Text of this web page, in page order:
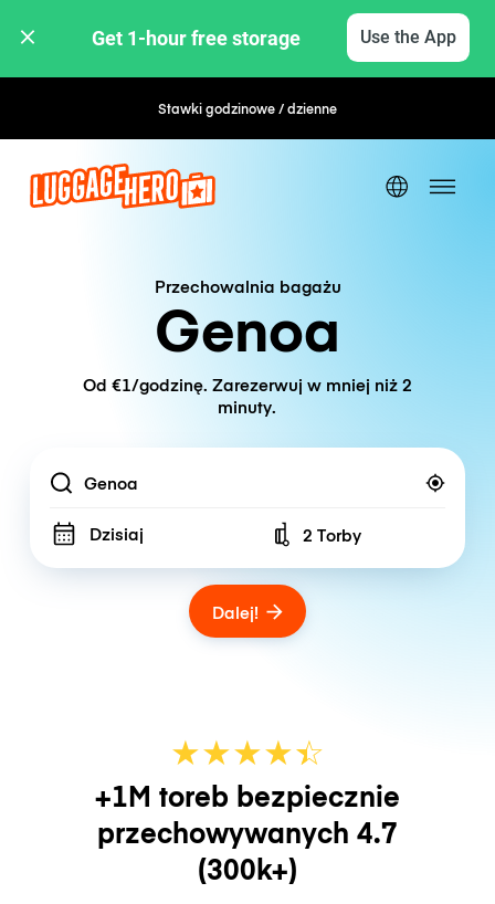
Get 1-hour free storage Use the App
Stawki godzinowe / dzienne
Przechowalnia bagażu
Genoa
Od €1/godzinę. Zarezerwuj w mniej niż 2
minuty.
Location
Dzisiaj Number of bags
2 Torby
Dalej!
★★★★☆
★
+1M toreb bezpiecznie
przechowywanych 4.7
(300k+)